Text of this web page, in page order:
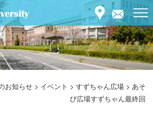
お知らせ > イベント > すずちゃん広場 > あそ
び広場すずちゃん最終回